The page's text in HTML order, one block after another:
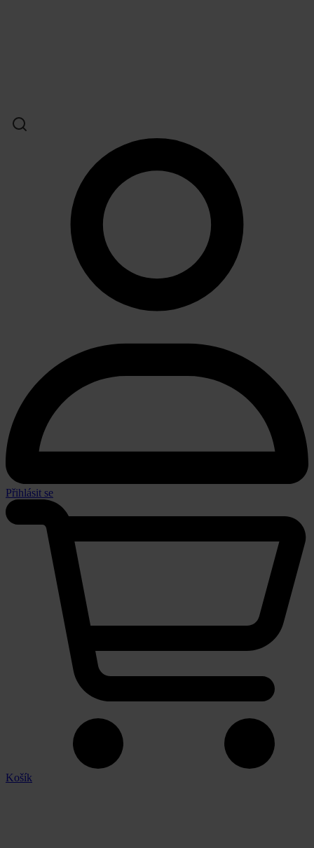
Přihlásit se
Košík